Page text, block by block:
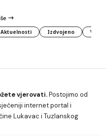
Aktuelnosti Izdvojeno
vjerovati.Postojimo od
internet portal i
Lukavac i Tuzlanskog